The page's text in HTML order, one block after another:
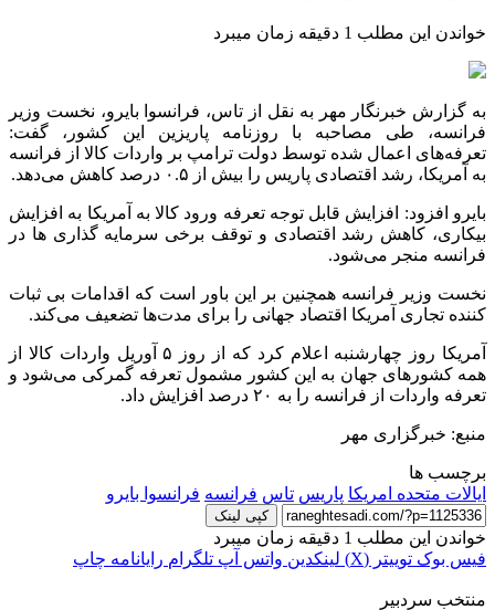
خواندن این مطلب 1 دقیقه زمان میبرد
به گزارش خبرنگار مهر به نقل از تاس، فرانسوا بایرو، نخست وزیر
فرانسه، طی مصاحبه با روزنامه پاریزین این کشور، گفت:
تعرفه‌های اعمال شده توسط دولت ترامپ بر واردات کالا از فرانسه
به آمریکا، رشد اقتصادی پاریس را بیش از ۰.۵ درصد کاهش می‌دهد.
بایرو افزود: افزایش قابل توجه تعرفه ورود کالا به آمریکا به افزایش
بیکاری، کاهش رشد اقتصادی و توقف برخی سرمایه گذاریها در
فرانسه منجر می‌شود.
نخست وزیر فرانسه همچنین بر این باور است که اقدامات بی ثبات
کننده تجاری آمریکا اقتصاد جهانی را برای مدت‌ها تضعیف می‌کند.
آمریکا روز چهارشنبه اعلام کرد که از روز ۵ آوریل واردات کالا از
همه کشورهای جهان به این کشور مشمول تعرفه گمرکی می‌شود و
تعرفه واردات از فرانسه را به ۲۰ درصد افزایش داد.
منبع: خبرگزاری مهر
برچسب ها
ایالات متحده امریکا پاریس تاس فرانسه فرانسوا بایرو
کپی لینک
خواندن این مطلب 1 دقیقه زمان میبرد
فیس بوک توییتر (X) لینکدین واتس آپ تلگرام رایانامه چاپ
منتخب سردبیر